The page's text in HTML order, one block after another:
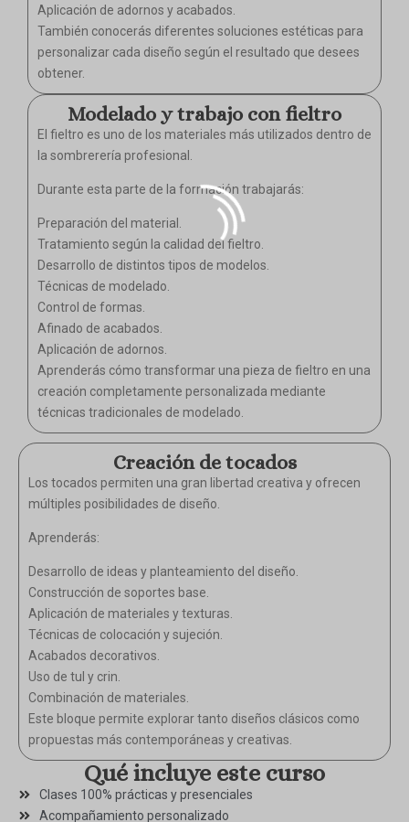
Aplicación de adornos y acabados.
También conocerás diferentes soluciones estéticas para
personalizar cada diseño según el resultado que desees
obtener.
Modelado y trabajo con fieltro
El fieltro es uno de los materiales más utilizados dentro de
la sombrerería profesional.
Durante esta parte de la formación trabajarás:
Preparación del material.
Tratamiento según la calidad del fieltro.
Desarrollo de distintos tipos de modelos.
Técnicas de modelado.
Control de formas.
Afinado de acabados.
Aplicación de adornos.
Aprenderás cómo transformar una pieza de fieltro en una
creación completamente personalizada mediante
técnicas tradicionales de modelado.
Creación de tocados
Los tocados permiten una gran libertad creativa y ofrecen
múltiples posibilidades de diseño.
Aprenderás:
Desarrollo de ideas y planteamiento del diseño.
Construcción de soportes base.
Aplicación de materiales y texturas.
Técnicas de colocación y sujeción.
Acabados decorativos.
Uso de tul y crin.
Combinación de materiales.
Este bloque permite explorar tanto diseños clásicos como
propuestas más contemporáneas y creativas.
Qué incluye este curso
Clases 100% prácticas y presenciales
Acompañamiento personalizado